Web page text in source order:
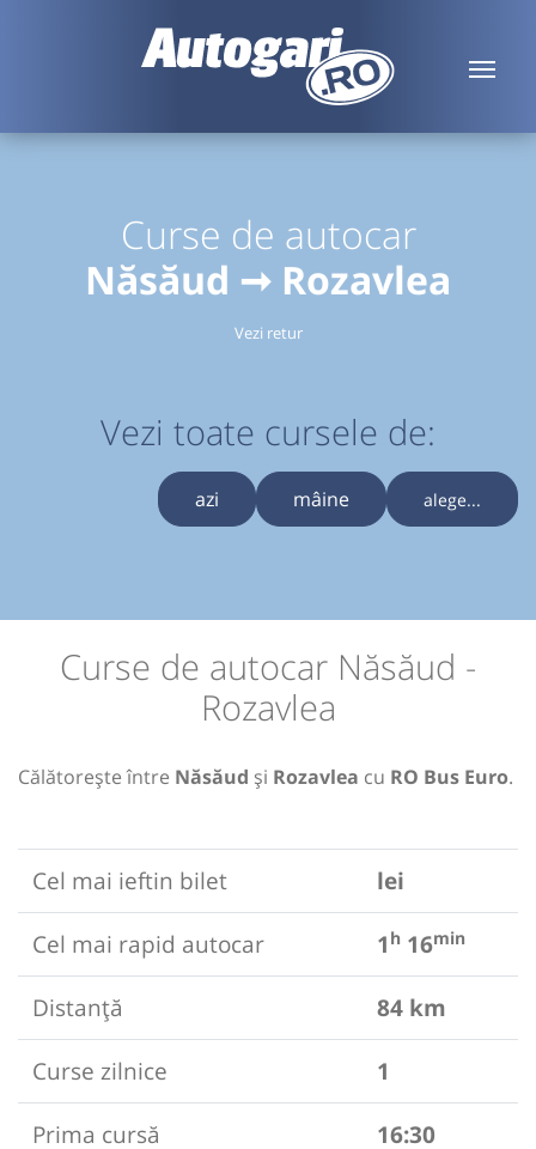
Curse de autocar
Năsăud ➞ Rozavlea
Vezi retur
Vezi toate cursele de:
azi mâine alege...
Curse de autocar Năsăud -
Rozavlea
Călătorește între Năsăud și Rozavlea cu RO Bus Euro.
Cel mai ieftin bilet
lei
Cel mai rapid autocar
1 h 16min
Distanță
84 km
Curse zilnice
1
Prima cursă
16:30